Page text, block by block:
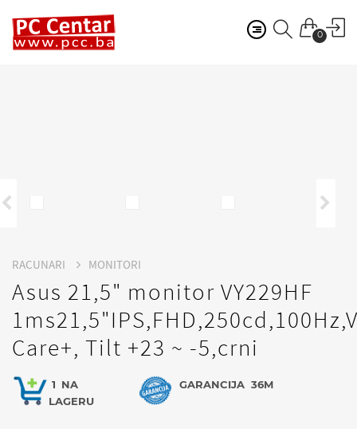
0
RACUNARI MONITORI
Asus 21,5" monitor VY229HF
Care+, Tilt +23 ~ -5,crni
1 NA
LAGERU
GARANCIJA 36M